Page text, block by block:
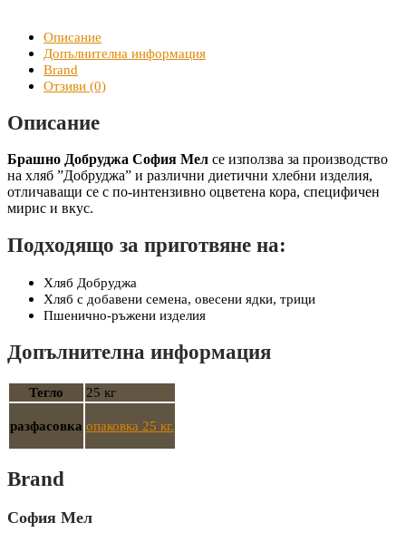
Описание
Допълнителна информация
Brand
Отзиви (0)
Описание
Брашно Добруджа София Мел се използва за производство
на хляб ”Добруджа” и различни диетични хлебни изделия,
отличаващи се с по-интензивно оцветена кора, специфичен
мирис и вкус.
Подходящо за приготвяне на:
Хляб Добруджа
Хляб с добавени семена, овесени ядки, трици
Пшенично-ръжени изделия
Допълнителна информация
Тегло 25 кг
разфасовка опаковка 25 кг.
Brand
София Мел